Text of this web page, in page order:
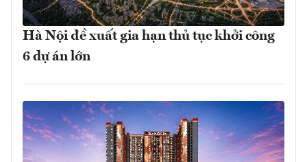
Hà Nội đề xuất gia hạn thủ tục khởi công
6 dự án lớn